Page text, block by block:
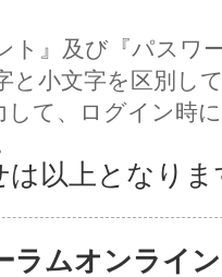
』及び『パスワ
と小文字を区別し
して、ログイン時
は以上となりま
ラムオンライ